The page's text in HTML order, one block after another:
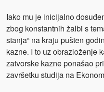
Iako mu je inicijalno
zbog konstantnih žalbi s
stanja“ na kraju pušten
kazne. I to uz obrazloženje
zatvorske kazne ponašao
završetku studija na